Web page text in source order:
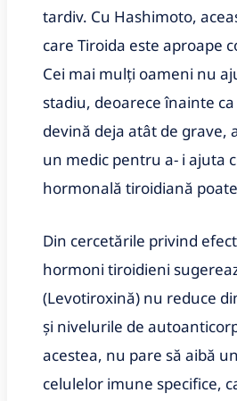
tardiv. Cu Hashimoto,
care Tiroida este aproape
Cei mai mulți oameni nu
stadiu, deoarece înainte
devină deja atât de grave,
un medic pentru a- i ajuta
hormonală tiroidiană
Din cercetările privind
hormoni tiroidieni
(Levotiroxină) nu reduce
și nivelurile de
acestea, nu pare să aibă
celulelor imune specifice,